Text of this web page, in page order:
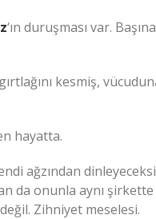
‘ın duruşması var.
kesmiş,
hayatta.
ağzından
da onunla aynı şirkette
Zihniyet meselesi.